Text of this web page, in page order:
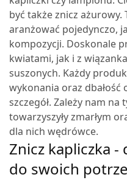
być także znicz ażurowy.
aranżować pojedynczo,
kompozycji. Doskonale
kwiatami, jak i z
suszonych. Każdy
wykonania oraz dbałość
szczegół. Zależy nam na
towarzyszyły zmarłym
dla nich wędrówce.
Znicz kapliczka
do swoich